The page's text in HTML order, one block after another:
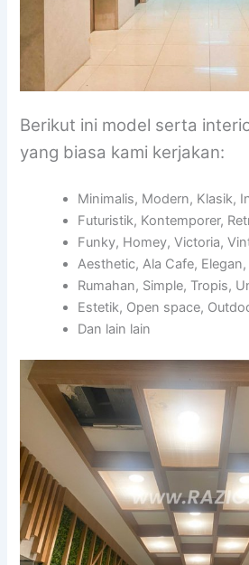
Berikut ini model serta
yang biasa kami kerjakan:
Minimalis, Modern, Klasik,
Futuristik, Kontemporer,
Funky, Homey, Victoria,
Aesthetic, Ala Cafe,
Rumahan, Simple, Tropis,
Estetik, Open space,
Dan lain lain